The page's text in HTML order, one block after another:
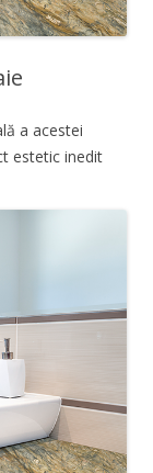
a acestei
estetic inedit